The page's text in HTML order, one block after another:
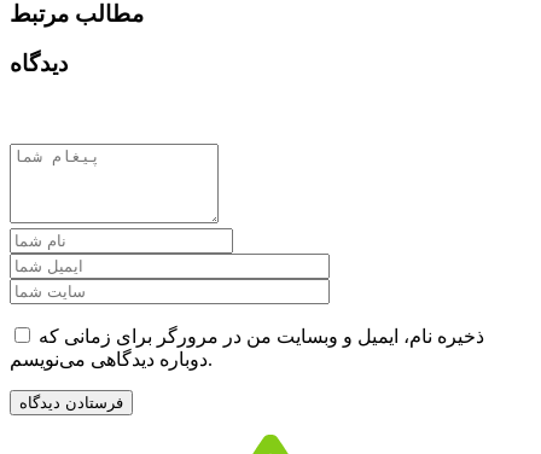
مطالب مرتبط
دیدگاه
ذخیره نام، ایمیل و وبسایت من در مرورگر برای زمانی که
دوباره دیدگاهی می‌نویسم.